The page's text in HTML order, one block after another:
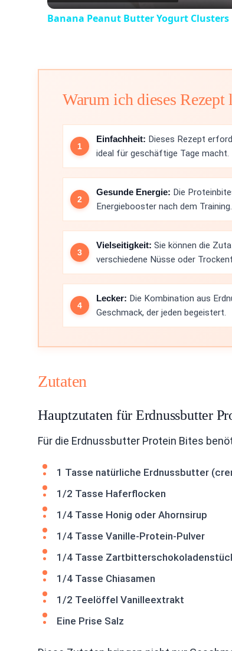
Banana Peanut Butter Yogurt Clusters
Warum ich dieses Rezept
Einfachheit: Dieses Rezept
ideal für geschäftige Tage macht.
Gesunde Energie: Die
Energiebooster nach dem Training.
Vielseitigkeit: Sie können die
verschiedene Nüsse oder
Lecker: Die Kombination aus
Geschmack, der jeden begeistert.
Zutaten
Hauptzutaten für Erdnussbutter
Für die Erdnussbutter Protein Bites
1 Tasse natürliche Erdnussbutter
1/2 Tasse Haferflocken
1/4 Tasse Honig oder Ahornsirup
1/4 Tasse Vanille-Protein-Pulver
1/4 Tasse
1/4 Tasse Chiasamen
1/2 Teelöffel Vanilleextrakt
Eine Prise Salz